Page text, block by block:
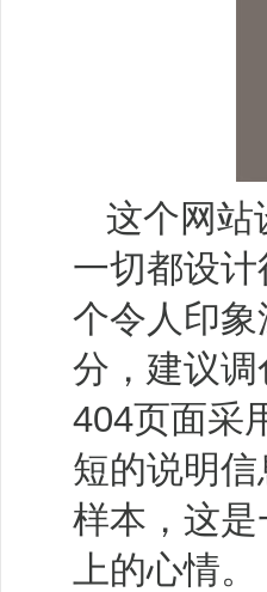
这个网站
一切都设
个令人印
分，建议
404页面采
短的说明
样本，这
上的心情。